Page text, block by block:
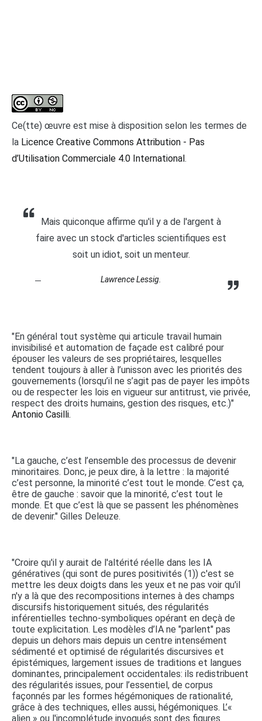
Ce(tte) œuvre est mise à disposition selon les termes de
la Licence Creative Commons Attribution - Pas
d’Utilisation Commerciale 4.0 International.
Mais quiconque affirme qu'il y a de l'argent à
faire avec un stock d'articles scientifiques est
soit un idiot, soit un menteur.
Lawrence Lessig.
"En général tout système qui articule travail humain
invisibilisé et automation de façade est calibré pour
épouser les valeurs de ses propriétaires, lesquelles
tendent toujours à aller à l’unisson avec les priorités des
gouvernements (lorsqu’il ne s’agit pas de payer les impôts
ou de respecter les lois en vigueur sur antitrust, vie privée,
respect des droits humains, gestion des risques, etc.)"
Antonio Casilli.
"La gauche, c’est l’ensemble des processus de devenir
minoritaires. Donc, je peux dire, à la lettre : la majorité
c’est personne, la minorité c’est tout le monde. C’est ça,
être de gauche : savoir que la minorité, c’est tout le
monde. Et que c’est là que se passent les phénomènes
de devenir." Gilles Deleuze.
"Croire qu'il y aurait de l'altérité réelle dans les IA
génératives (qui sont de pures positivités (1)) c'est se
mettre les deux doigts dans les yeux et ne pas voir qu'il
n'y a là que des recompositions internes à des champs
discursifs historiquement situés, des régularités
inférentielles techno-symboliques opérant en deçà de
toute explicitation. Les modèles d’IA ne "parlent" pas
depuis un dehors mais depuis un centre intensément
sédimenté et optimisé de régularités discursives et
épistémiques, largement issues de traditions et langues
dominantes, principalement occidentales: ils redistribuent
des régularités issues, pour l’essentiel, de corpus
façonnés par les formes hégémoniques de rationalité,
grâce à des techniques, elles aussi, hégémoniques. L’«
alien » ou l'incomplétude invoqués sont des figures